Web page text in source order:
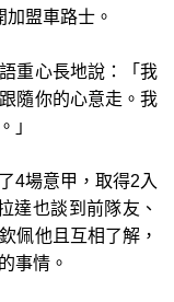
盟車路士。
重心長地說：「我
隨你的心意走。我
」
4場意甲，取得2入
達也談到前隊友、
佩他且互相了解，
事情。